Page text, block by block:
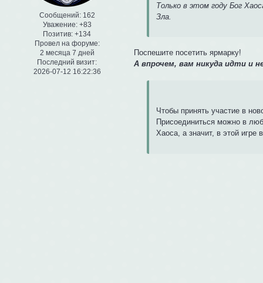
Сообщений:162
Уважение: +83
Позитив: +134
Провел на форуме:
2 месяца 7 дней
Последний визит:
2026-07-12 16:22:36
Только в этом году Бог
Зла.
Поспешите посетить ярмарку!
А впрочем, вам никуда идти и
Чтобы принять участие в
Присоединиться можно в
Хаоса, а значит, в этой игре